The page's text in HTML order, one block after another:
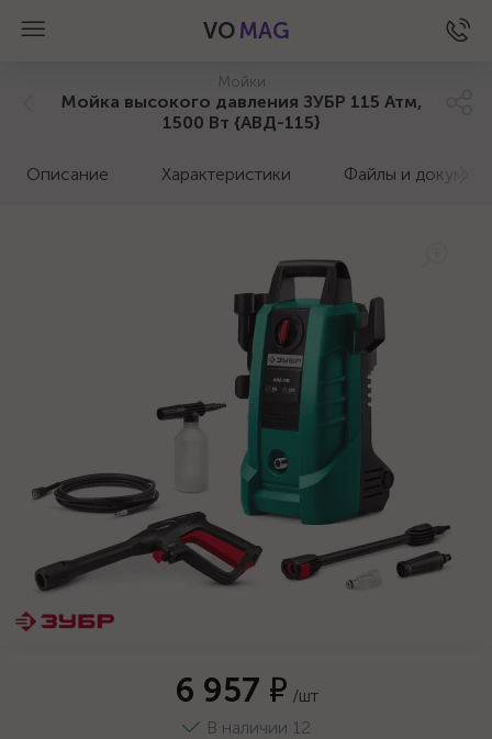
VO MAG
Мойки
Мойка высокого давления ЗУБР 115 Атм,
1500 Вт {АВД-115}
Описание Характеристики Файлы и
6 957 ₽ /шт
В наличии 12